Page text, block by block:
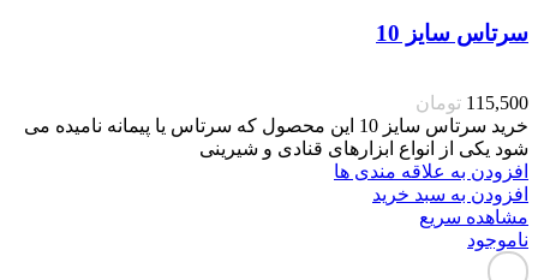
سرتاس سایز 10
115,500 تومان
خرید سرتاس سایز 10 این محصول که سرتاس یا پیمانه نامیده می
شود یکی از انواع ابزارهای قنادی و شیرینی
افزودن به علاقه مندی ها
افزودن به سبد خرید
مشاهده سریع
ناموجود